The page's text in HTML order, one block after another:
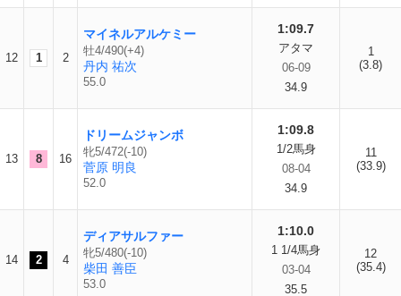
12 1 2
マイネルアルケミー
牡4/490(+4)
丹内 祐次
55.0
1:09.7
アタマ
06-09
34.9
1
(3.8)
13 8 16
ドリームジャンボ
牝5/472(-10)
菅原 明良
52.0
1:09.8
1/2馬身
08-04
34.9
11
(33.9)
14 2 4
ディアサルファー
牝5/480(-10)
柴田 善臣
53.0
1:10.0
1 1/4馬身
03-04
35.5
12
(35.4)